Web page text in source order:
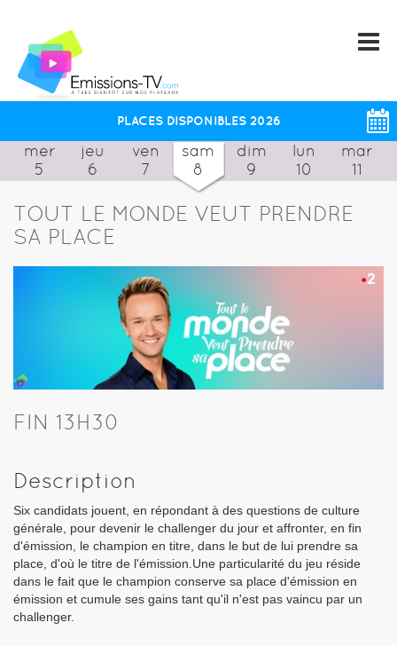
PLACES DISPONIBLES 2026
mer
5
jeu
6
ven
7
sam
8
dim
9
lun
10
mar
11
TOUT LE MONDE VEUT PRENDRE
SA PLACE
FIN 13H30
Description
Six candidats jouent, en répondant à des questions de culture
générale, pour devenir le challenger du jour et affronter, en fin
d'émission, le champion en titre, dans le but de lui prendre sa
place, d'où le titre de l'émission.Une particularité du jeu réside
dans le fait que le champion conserve sa place d'émission en
émission et cumule ses gains tant qu'il n'est pas vaincu par un
challenger.